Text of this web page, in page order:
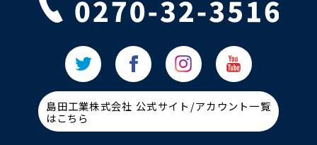
島田工業株式会社 公式サイト/アカウント一覧
はこちら